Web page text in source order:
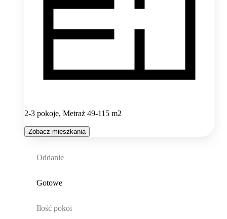
2-3 pokoje, Metraż 49-115 m2
Zobacz mieszkania
Oddanie
Gotowe
Ilość pokoi